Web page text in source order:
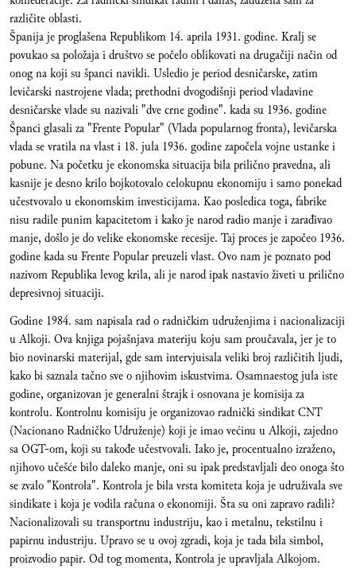
različite oblasti.
Španija je proglašena Republikom 14. aprila 1931. godine. Kralj se
povukao sa položaja i društvo se počelo oblikovati na drugačiji način od
onog na koji su španci navikli. Usledio je period desničarske, zatim
levičarski nastrojene vlada; prethodni dvogodišnji period vladavine
desničarske vlade su nazivali "dve crne godine". kada su 1936. godine
Španci glasali za "Frente Popular" (Vlada popularnog fronta), levičarska
vlada se vratila na vlast i 18. jula 1936. godine započela vojne ustanke i
pobune. Na početku je ekonomska situacija bila prilično pravedna, ali
kasnije je desno krilo bojkotovalo celokupnu ekonomiju i samo ponekad
učestvovalo u ekonomskim investicijama. Kao posledica toga, fabrike
nisu radile punim kapacitetom i kako je narod radio manje i zarađivao
manje, došlo je do velike ekonomske recesije. Taj proces je započeo 1936.
godine kada su Frente Popular preuzeli vlast. Ovo nam je poznato pod
nazivom Republika levog krila, ali je narod ipak nastavio živeti u prilično
depresivnoj situaciji.
Godine 1984. sam napisala rad o radničkim udruženjima i nacionalizaciji
u Alkoji. Ova knjiga pojašnjava materiju koju sam proučavala, jer je to
bio novinarski materijal, gde sam intervjuisala veliki broj različitih ljudi,
kako bi saznala tačno sve o njihovim iskustvima. Osamnaestog jula iste
godine, organizovan je generalni štrajk i osnovana je komisija za
kontrolu. Kontrolnu komisiju je organizovao radnički sindikat CNT
(Nacionano Radničko Udruženje) koji je imao većinu u Alkoji, zajedno
sa OGT-om, koji su takođe učestvovali. Iako je, procentualno izraženo,
njihovo učešće bilo daleko manje, oni su ipak predstavljali deo onoga što
se zvalo "Kontrola". Kontrola je bila vrsta komiteta koja je udruživala sve
sindikate i koja je vodila računa o ekonomiji. Šta su oni zapravo radili?
Nacionalizovali su transportnu industriju, kao i metalnu, tekstilnu i
papirnu industriju. Upravo se u ovoj zgradi, koja je tada bila simbol,
proizvodio papir. Od tog momenta, Kontrola je upravljala Alkojom.